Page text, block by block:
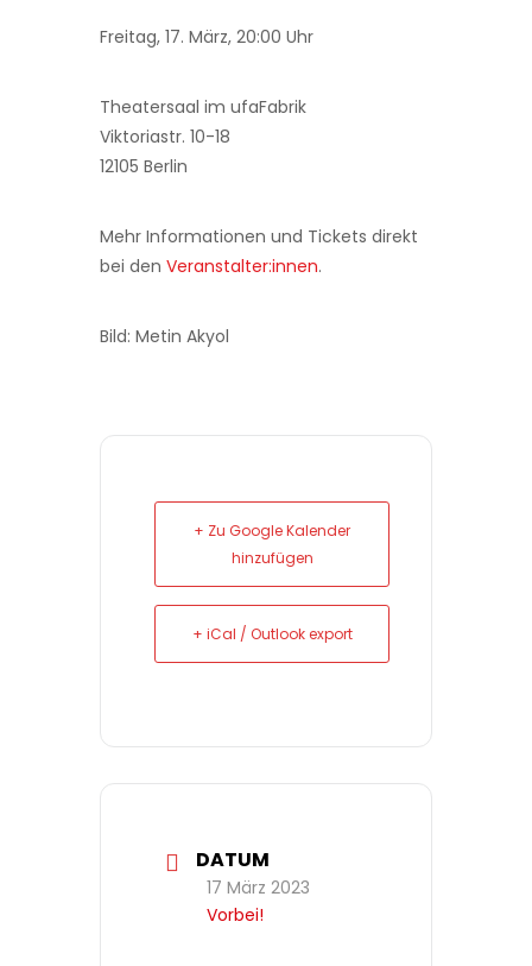
Freitag, 17. März, 20:00 Uhr
Theatersaal im ufaFabrik
Viktoriastr. 10-18
12105 Berlin
Mehr Informationen und Tickets direkt
bei den Veranstalter:innen.
Bild: Metin Akyol
+ Zu Google Kalender
hinzufügen
+ iCal / Outlook export
DATUM
17 März 2023
Vorbei!